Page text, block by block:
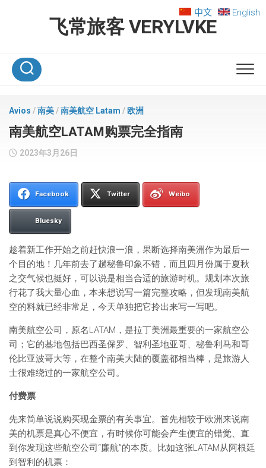
飞常旅客 VERYLVKE
中文 English
Avios /南美/南美航空 Latam / 欧洲
南美航空LATAM购票完全指南
2023年3月26日
Facebook Twitter Weibo
Bluesky
趁着新工作开始之前赶快浪一浪，果断选择南美洲作为最后一
个目的地！几年前去了趟秘鲁印象不错，而且四月份属于夏秋
之交气候也挺好，可以说是相当合适的旅游时机。规划本次旅
行花了我大量心血，本来想说写一篇完整攻略，但发现南美航
空的料就已经非常足，今天单独把它拎出来写一写吧。
南美航空公司，原名LATAM，是拉丁美洲最重要的一家航空公
司；它的基地包括巴西圣保罗、智利圣地亚哥、秘鲁利马和哥
伦比亚波哥大等，在整个南美大陆的覆盖都相当棒，是旅游人
士很难绕过的一家航空公司。
付费票
先来简单说说购买现金票的有关事宜。首先相较于欧洲来说南
美的机票是真心不便宜，有时候你可能会产生便宜的错觉、直
到你发现这些航空公司“廉航”的本质。比如这张LATAM从阿根廷
到智利的机票：